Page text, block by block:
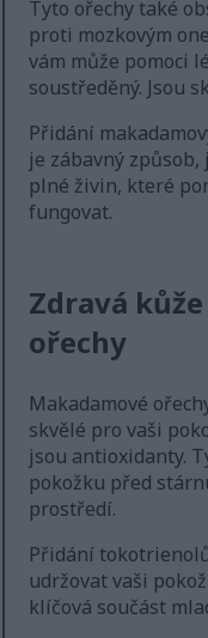
Tyto ořechy také
proti mozkovým
vám může pomoci
soustředěný. Jsou
Přidání
je zábavný
plné živin, které
fungovat.
Zdravá
ořechy
Makadamové
skvělé pro vaši
jsou antioxidanty.
pokožku před
prostředí.
Přidání
udržovat vaši
klíčová součást